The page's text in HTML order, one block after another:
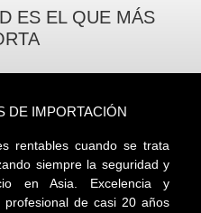
ES EL QUE MÁS
DE IMPORTACIÓN
rentables cuando se trata
siempre la seguridad y
en Asia. Excelencia y
de casi 20 años